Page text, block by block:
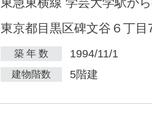
東京都目黒区碑文谷６丁目
築 年 数 1994/11/1
建物階数 5階建